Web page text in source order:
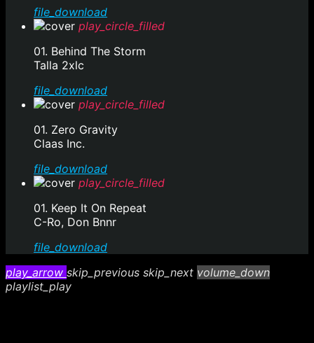
file_download
play_circle_filled
01. Behind The Storm
Talla 2xlc
file_download
play_circle_filled
01. Zero Gravity
Claas Inc.
file_download
play_circle_filled
01. Keep It On Repeat
C-Ro, Don Bnnr
file_download
play_arrow skip_previous skip_next volume_down
playlist_play